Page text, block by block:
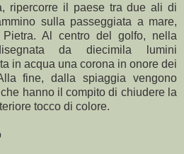
ripercorre il paese tra due ali di
sulla passeggiata a mare,
Al centro del golfo, nella
da diecimila lumini
in acqua una corona in onore dei
fine, dalla spiaggia vengono
hanno il compito di chiudere la
tocco di colore.